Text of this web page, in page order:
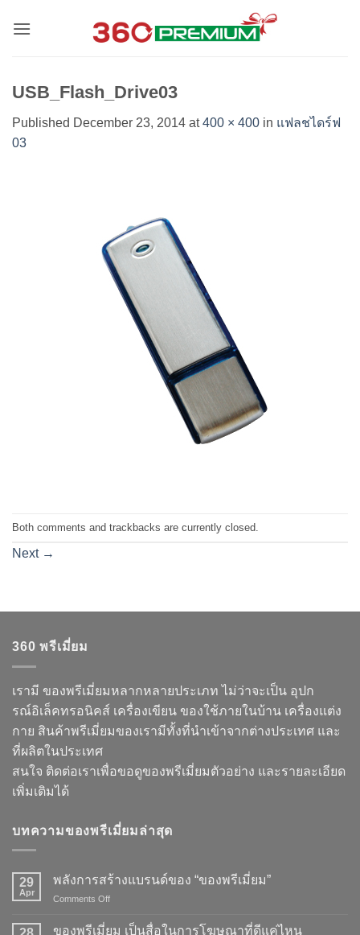
USB_Flash_Drive03
Published December 23, 2014 at400 × 400 in แฟลชไดร์ฟ
03
Both comments and trackbacks are currently closed.
Next →
360 พรีเมี่ยม
เรามี ของพรีเมี่ยมหลากหลายประเภท ไม่ว่าจะเป็น อุปก
รณ์อิเล็คทรอนิคส์ เครื่องเขียน ของใช้ภายในบ้าน เครื่องแต่ง
กาย สินค้าพรีเมี่ยมของเรามีทั้งที่นำเข้าจากต่างประเทศ และ
ที่ผลิตในประเทศ
สนใจ ติดต่อเราเพื่อขอดูของพรีเมี่ยมตัวอย่าง และรายละเอียด
เพิ่มเติมได้
บทความของพรีเมี่ยมล่าสุด
29
Apr
พลังการสร้างแบรนด์ของ “ของพรีเมี่ยม”
Comments Offon
ของพรีเมี่ยม เป็นสื่อในการโฆษณาที่ดีแค่ไหน